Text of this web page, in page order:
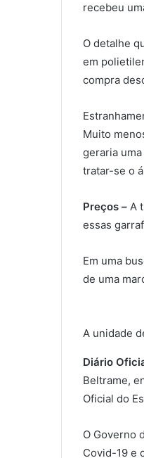
recebeu
O detalhe
em
compra
Muito
geraria
tratar-se o
Preços – A
essas
Em uma
de uma
A unidade
Diário
Beltrame,
Oficial do
O Governo
Covid-19 e